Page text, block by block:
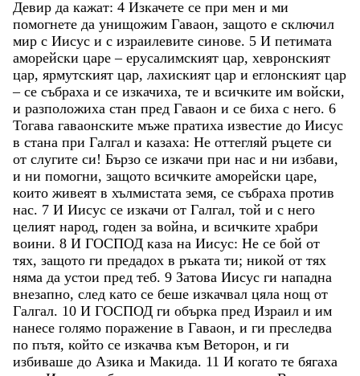
Девир да кажат: 4 Изкачете се при мен и ми
помогнете да унищожим Гаваон, защото е сключил
мир с Иисус и с израилевите синове. 5 И петимата
аморейски царе– ерусалимският цар, хевронският
цар, ярмутският цар, лахиският цар и еглонският цар
– се събраха и се изкачиха, те и всичките им войски,
и разположиха стан пред Гаваон и се биха с него. 6
Тогава гаваонските мъже пратиха известие до Иисус
в стана при Галгал и казаха: Не оттегляй ръцете си
от слугите си! Бързо се изкачи при нас и ни избави,
и ни помогни, защото всичките аморейски царе,
които живеят в хълмистата земя, се събраха против
нас. 7 И Иисус се изкачи от Галгал, той и с него
целият народ, годен за война, и всичките храбри
воини. 8 И ГОСПОД каза на Иисус: Не се бой от
тях, защото ги предадох в ръката ти; никой от тях
няма да устои пред теб. 9 Затова Иисус ги нападна
внезапно, след като се беше изкачвал цяла нощ от
Галгал. 10 И ГОСПОД ги обърка пред Израил и им
нанесе голямо поражение в Гаваон, и ги преследва
по пътя, който се изкачва към Веторон, и ги
избиваше до Азика и Макида. 11 И когато те бягаха